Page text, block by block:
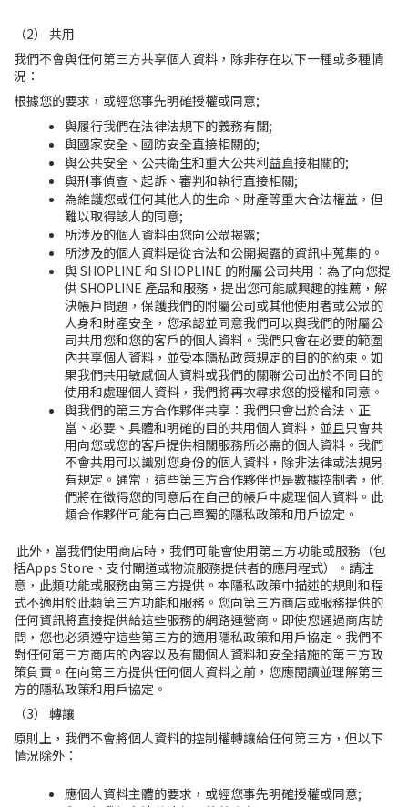
（2） 共用
我們不會與任何第三方共享個人資料，除非存在以下一種或多種情
況：
根據您的要求，或經您事先明確授權或同意;
與履行我們在法律法規下的義務有關;
與國家安全、國防安全直接相關的;
與公共安全、公共衛生和重大公共利益直接相關的;
與刑事偵查、起訴、審判和執行直接相關;
為維護您或任何其他人的生命、財產等重大合法權益 ，但
難以取得該人的同意;
所涉及的個人資料由您向公眾揭露;
所涉及的個人資料是從合法和公開揭露的資訊中蒐集的。
與 SHOPLINE 和 SHOPLINE 的附屬公司共用：為了向您提
供 SHOPLINE 產品和服務，提出您可能感興趣的推薦，解
決帳戶問題，保護我們的附屬公司或其他使用者或公眾的
人身和財產安全，您承認並同意我們可以與我們的附屬公
司共用您和您的客戶的個人資料。我們只會在必要的範圍
內共享個人資料，並受本隱私政策規定的目的的約束。如
果我們共用敏感個人資料或我們的關聯公司出於不同目的
使用和處理個人資料，我們將再次尋求您的授權和同意。
與我們的第三方合作夥伴共享：我們只會出於合法、正
當、必要、具體和明確的目的共用個人資料，並且只會共
用向您或您的客戶提供相關服務所必需的個人資料。我們
不會共用可以識別您身份的個人資料 ，除非法律或法規另
有規定。通常，這些第三方合作夥伴也是數據控制者，他
們將在徵得您的同意后在自己的帳戶中處理個人資料。此
類合作夥伴可能有自己單獨的隱私政策和用戶協定。
此外，當我們使用商店時 ， 我們可能會使用第三方功能或服務（包
括Apps Store、支付閘道或物流服務提供者的應用程式）。請注
意，此類功能或服務由第三方提供。本隱私政策中描述的規則和程
式不適用於此類第三方功能和服務。您向第三方商店或服務提供的
任何資訊將直接提供給這些服務的網路運營商。即使您通過商店訪
問，您也必須遵守這些第三方的適用隱私政策和用戶協定。我們不
對任何第三方商店的內容以及有關個人資料和安全措施的第三方政
策負責。在向第三方提供任何個人資料之前，您應閱讀並理解第三
方的隱私政策和用戶協定。
（3） 轉讓
原則上，我們不會將個人資料的控制權轉讓給任何第三方，但以下
情況除外：
應個人資料主體的要求，或經您事先明確授權或同意;